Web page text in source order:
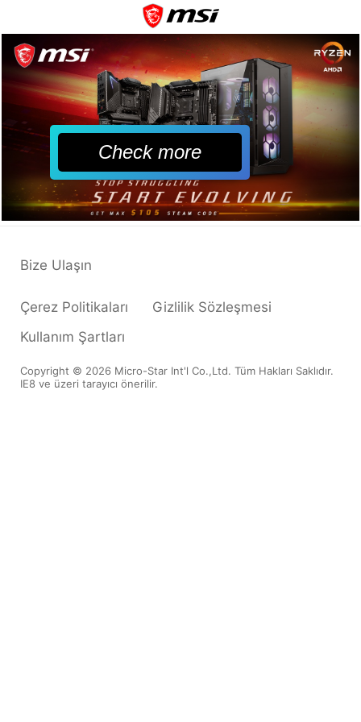
Check more
Copyright © 2026 Micro-Star Int'l Co.,Ltd. Tüm Hakları Saklıdır.
IE8 ve üzeri tarayıcı önerilir.
Çerez Politikaları
Gizlilik Sözleşmesi
Kullanım Şartları
Bize Ulaşın